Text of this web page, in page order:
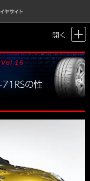
開く
DATA
> Vol.16 NISSAN
71RSの性